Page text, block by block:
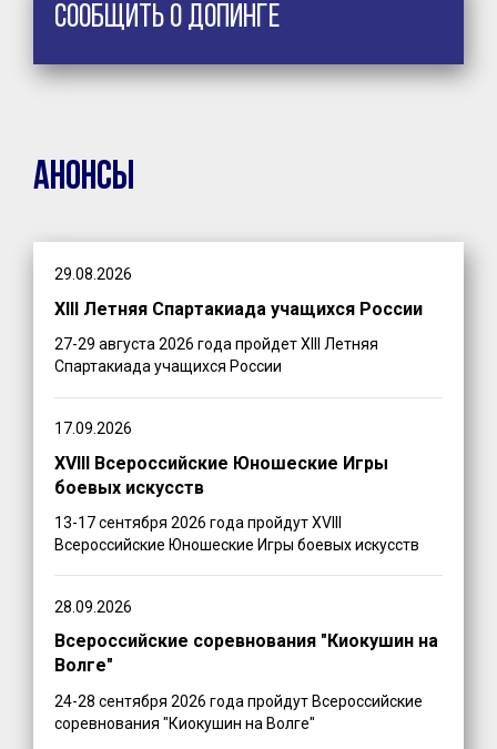
Сообщить о допинге
Анонсы
29.08.2026
XIII Летняя Спартакиада учащихся России
27-29 августа 2026 года пройдет XIII Летняя
Спартакиада учащихся России
17.09.2026
XVIII Всероссийские Юношеские Игры
боевых искусств
13-17 сентября 2026 года пройдут XVIII
Всероссийские Юношеские Игры боевых искусств
28.09.2026
Всероссийские соревнования "Киокушин на
Волге"
24-28 сентября 2026 года пройдут Всероссийские
соревнования "Киокушин на Волге"